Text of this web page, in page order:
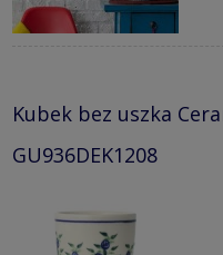
Kubek bez uszka
GU936DEK1208